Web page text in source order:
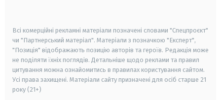
Всі комерційні рекламні матеріали позначені словами "Спецпроєкт"
чи "Партнерський матеріал". Матеріали з позначкою "Експерт",
"Позиція" відображають позицію авторів та героїв. Редакція може
не поділяти їхніх поглядів. Детальніше щодо реклами та правил
цитування можна ознайомитись в правилах користування сайтом.
Усі права захищені. Матеріали сайту призначені для осіб старше 21
року (21+)